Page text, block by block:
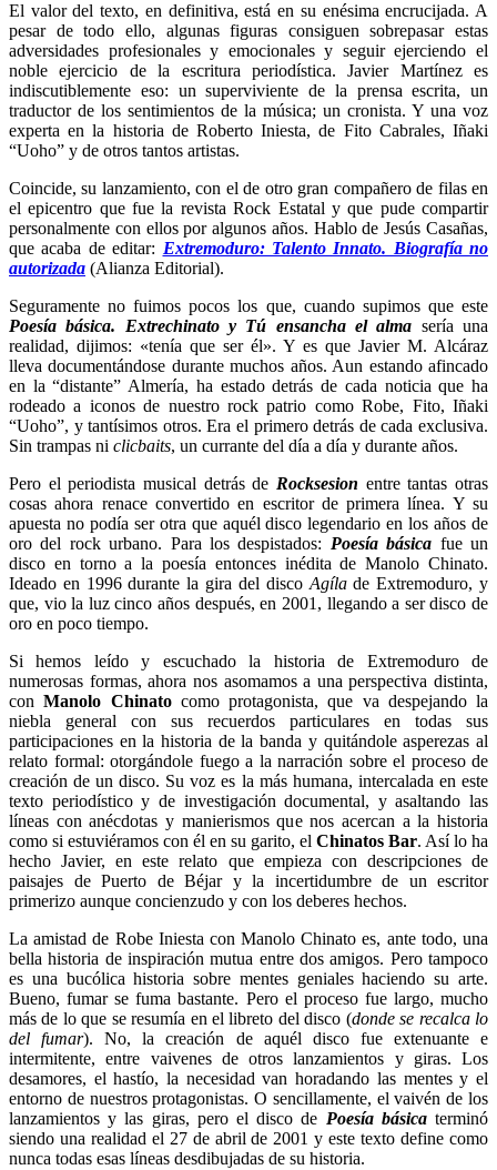
El valor del texto, en definitiva, está en su enésima encrucijada. A
pesar de todo ello, algunas figuras consiguen sobrepasar estas
adversidades profesionales y emocionales y seguir ejerciendo el
noble ejercicio de la escritura periodística. Javier Martínez es
indiscutiblemente eso: un superviviente de la prensa escrita, un
traductor de los sentimientos de la música; un cronista. Y una voz
experta en la historia de Roberto Iniesta, de Fito Cabrales, Iñaki
“Uoho” y de otros tantos artistas.
Coincide, su lanzamiento, con el de otro gran compañero de filas en
el epicentro que fue la revista Rock Estatal y que pude compartir
personalmente con ellos por algunos años. Hablo de Jesús Casañas,
que acaba de editar: Extremoduro: Talento Innato. Biografía no
autorizada (Alianza Editorial).
Seguramente no fuimos pocos los que, cuando supimos que este
Poesía básica. Extrechinato y Tú ensancha el alma sería una
realidad, dijimos: «tenía que ser él». Y es que Javier M. Alcáraz
lleva documentándose durante muchos años. Aun estando afincado
en la “distante” Almería, ha estado detrás de cada noticia que ha
rodeado a iconos de nuestro rock patrio como Robe, Fito, Iñaki
“Uoho”, y tantísimos otros. Era el primero detrás de cada exclusiva.
Sin trampas ni clicbaits, un currante del día a día y durante años.
Pero el periodista musical detrás de Rocksesion entre tantas otras
cosas ahora renace convertido en escritor de primera línea. Y su
apuesta no podía ser otra que aquél disco legendario en los años de
oro del rock urbano. Para los despistados: Poesía básica fue un
disco en torno a la poesía entonces inédita de Manolo Chinato.
Ideado en 1996 durante la gira del disco Agílade Extremoduro, y
que, vio la luz cinco años después, en 2001, llegando a ser disco de
oro en poco tiempo.
Si hemos leído y escuchado la historia de Extremoduro de
numerosas formas, ahora nos asomamos a una perspectiva distinta,
conManolo Chinatocomo protagonista, que va despejando la
niebla general con sus recuerdos particulares en todas sus
participaciones en la historia de la banda y quitándole asperezas al
relato formal: otorgándole fuego a la narración sobre el proceso de
creación de un disco. Su voz es la más humana, intercalada en este
texto periodístico y de investigación documental, y asaltando las
líneas con anécdotas y manierismos que nos acercan a la historia
como si estuviéramos con él en su garito, el Chinatos Bar. Así lo ha
hecho Javier, en este relato que empieza con descripciones de
paisajes de Puerto de Béjar y la incertidumbre de un escritor
primerizo aunque concienzudo y con los deberes hechos.
La amistad de Robe Iniesta con Manolo Chinato es, ante todo, una
bella historia de inspiración mutua entre dos amigos. Pero tampoco
es una bucólica historia sobre mentes geniales haciendo su arte.
Bueno, fumar se fuma bastante. Pero el proceso fue largo, mucho
más de lo que se resumía en el libreto del disco (donde se recalca lo
del fumar). No, la creación de aquél disco fue extenuante e
intermitente, entre vaivenes de otros lanzamientos y giras. Los
desamores, el hastío, la necesidad van horadando las mentes y el
entorno de nuestros protagonistas. O sencillamente, el vaivén de los
lanzamientos y las giras, pero el disco de Poesía básicaterminó
siendo una realidad el 27 de abril de 2001​ y este texto define como
nunca todas esas líneas desdibujadas de su historia.